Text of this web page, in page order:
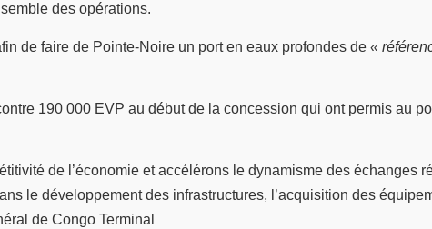
des opérations.
de faire de Pointe-Noire un port en eaux profondes de «
190 000 EVP au début de la concession qui ont permis au
de l’économie et accélérons le dynamisme des échanges
le développement des infrastructures, l’acquisition des
de Congo Terminal